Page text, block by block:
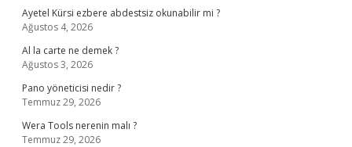
Ayetel Kürsi ezbere abdestsiz okunabilir mi ?
Ağustos 4, 2026
Al la carte ne demek ?
Ağustos 3, 2026
Pano yöneticisi nedir ?
Temmuz 29, 2026
Wera Tools nerenin malı ?
Temmuz 29, 2026